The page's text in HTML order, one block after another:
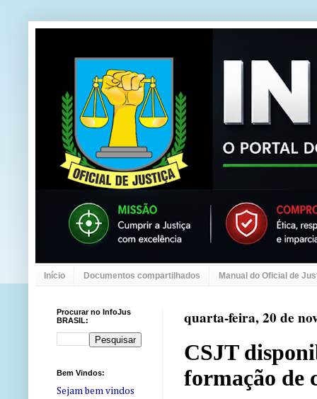
Início Documentos compartilhados Manual do Oficial de
quarta-feira, 20 de
CSJT
formação de
Procurar no InfoJus
BRASIL:
Bem Vindos:
Sejam bem vindos